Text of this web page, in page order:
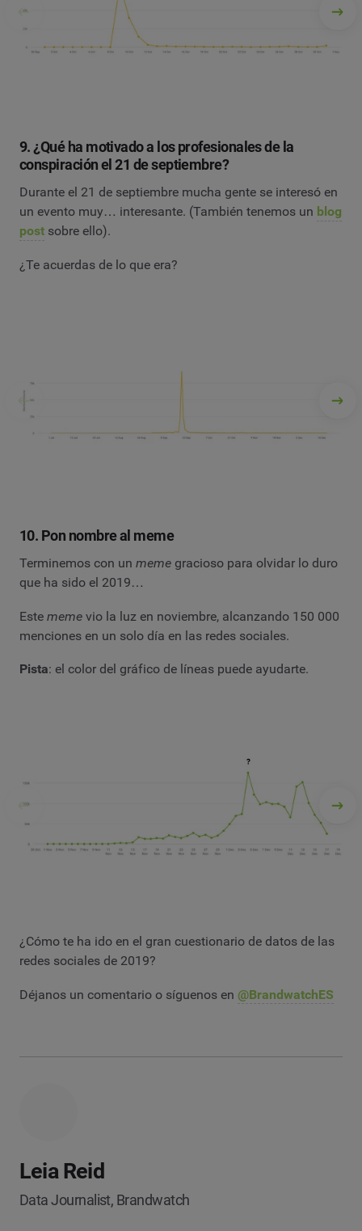
9. ¿Qué ha motivado a los profesionales de la
conspiración el 21 de septiembre?
Durante el 21 de septiembre mucha gente se interesó en
un evento muy… interesante. (También tenemos un blog
post sobre ello).
¿Te acuerdas de lo que era?
10. Pon nombre al meme
Terminemos con un meme gracioso para olvidar lo duro
que ha sido el 2019…
Este meme vio la luz en noviembre, alcanzando 150 000
menciones en un solo día en las redes sociales.
Pista: el color del gráfico de líneas puede ayudarte.
¿Cómo te ha ido en el gran cuestionario de datos de las
redes sociales de 2019?
Déjanos un comentario o síguenos en @BrandwatchES
Leia Reid
Data Journalist, Brandwatch